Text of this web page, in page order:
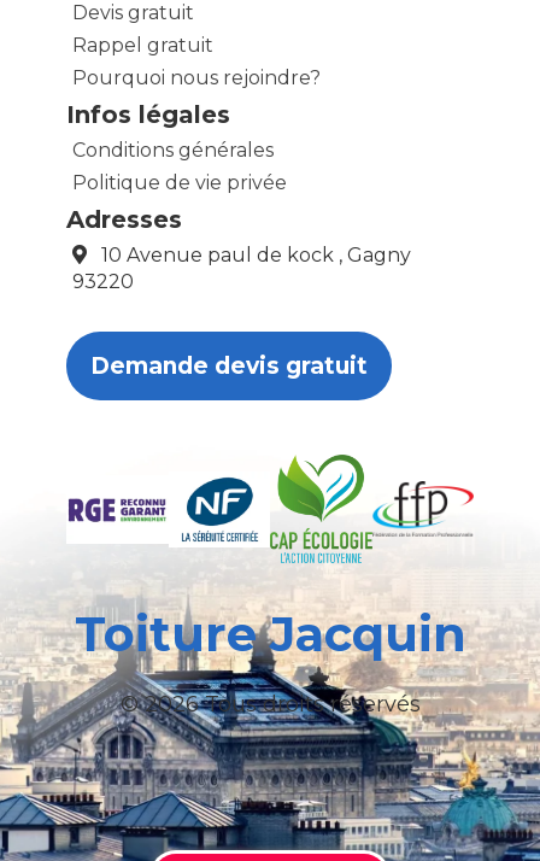
Devis gratuit
Rappel gratuit
Pourquoi nous rejoindre?
Infos légales
Conditions générales
Politique de vie privée
Adresses
10 Avenue paul de kock , Gagny
93220
Demande devis gratuit
Toiture Jacquin
© 2026 Tous droits réservés